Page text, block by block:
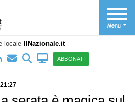
locale IlNazionale.it
ABBONATI